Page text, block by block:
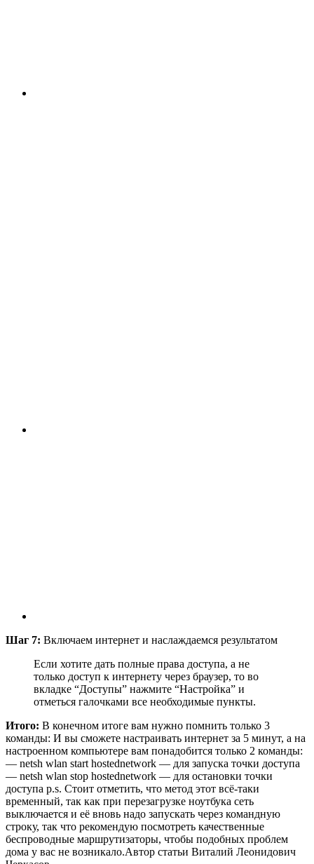
Шаг 7: Включаем интернет и наслаждаемся результатом
Если хотите дать полные права доступа, а не
только доступ к интернету через браузер, то во
вкладке “Доступы” нажмите “Настройка” и
отметься галочками все необходимые пункты.
Итого: В конечном итоге вам нужно помнить только 3
команды: И вы сможете настраивать интернет за 5 минут, а на
настроенном компьютере вам понадобится только 2 команды:
— netsh wlan start hostednetwork — для запуска точки доступа
— netsh wlan stop hostednetwork — для остановки точки
доступа p.s. Стоит отметить, что метод этот всё-таки
временный, так как при перезагрузке ноутбука сеть
выключается и её вновь надо запускать через командную
строку, так что рекомендую посмотреть качественные
беспроводные маршрутизаторы, чтобы подобных проблем
дома у вас не возникало.Автор статьи Виталий Леонидович